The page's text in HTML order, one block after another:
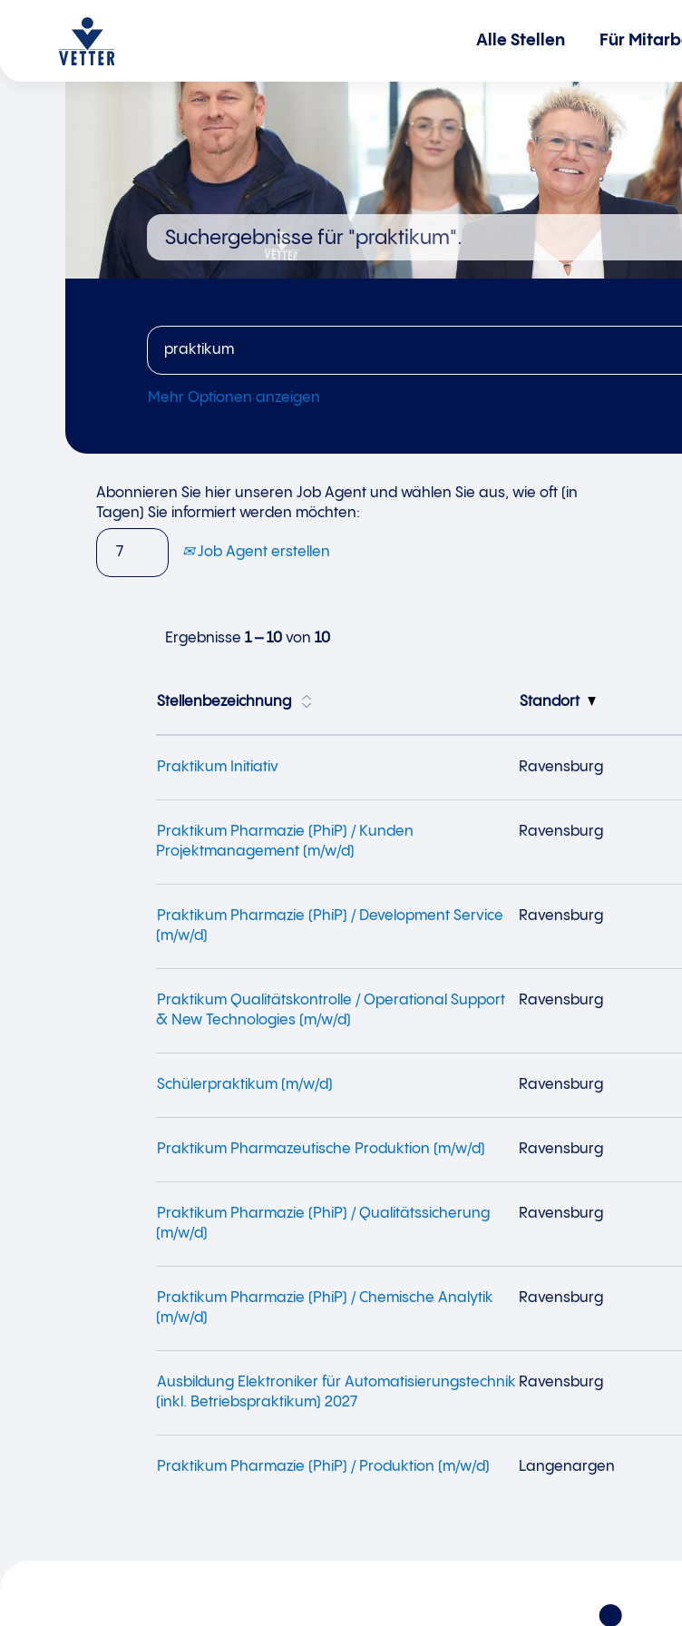
Alle Stellen Für
Suchergebnisse für "praktikum".
Mehr Optionen anzeigen
Abonnieren Sie hier unseren Job Agent und wählen Sie aus, wie oft (in
Tagen) Sie informiert werden möchten:
Job Agent erstellen
Ergebnisse 1 – 10 von 10
Stellenbezeichnung Standort
Praktikum Initiativ Ravensburg
Praktikum Pharmazie (PhiP) / Kunden
Projektmanagement (m/w/d)
Ravensburg
Praktikum Pharmazie (PhiP) / Development Service
(m/w/d)
Ravensburg
Praktikum Qualitätskontrolle / Operational Support
& New Technologies (m/w/d)
Ravensburg
Schülerpraktikum (m/w/d) Ravensburg
Praktikum Pharmazeutische Produktion (m/w/d) Ravensburg
Praktikum Pharmazie (PhiP) / Qualitätssicherung
(m/w/d)
Ravensburg
Praktikum Pharmazie (PhiP) / Chemische Analytik
(m/w/d)
Ravensburg
Ausbildung Elektroniker für Automatisierungstechnik
(inkl. Betriebspraktikum) 2027
Ravensburg
Praktikum Pharmazie (PhiP) / Produktion (m/w/d) Langenargen